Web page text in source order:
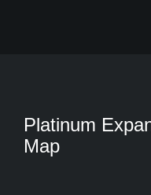
Platinum
Map